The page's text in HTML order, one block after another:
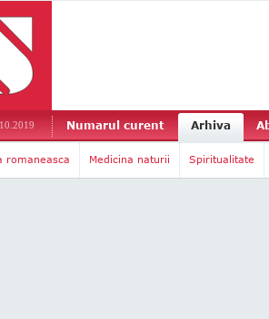
Numarul curent Arhiva
romaneasca Medicina naturii Spiritualitate